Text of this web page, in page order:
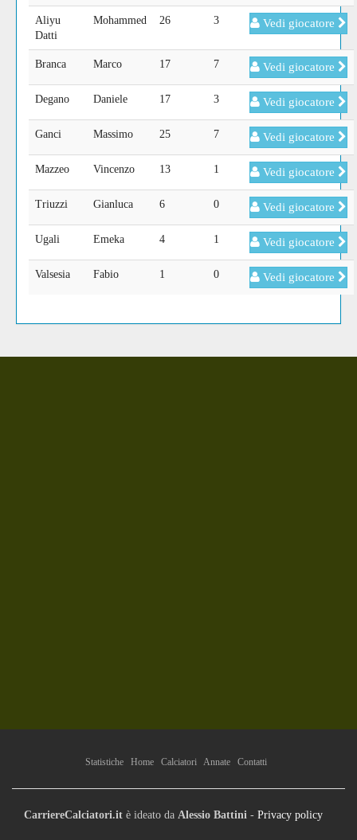
Aliyu
Datti
Mohammed 26 3 Vedi giocatore
Branca Marco 17 7 Vedi giocatore
Degano Daniele 17 3 Vedi giocatore
Ganci Massimo 25 7 Vedi giocatore
Mazzeo Vincenzo 13 1 Vedi giocatore
Triuzzi Gianluca 6 0 Vedi giocatore
Ugali Emeka 4 1 Vedi giocatore
Valsesia Fabio 1 0 Vedi giocatore
Statistiche Home Calciatori Annate Contatti
CarriereCalciatori.it è ideato da Alessio Battini - Privacy policy